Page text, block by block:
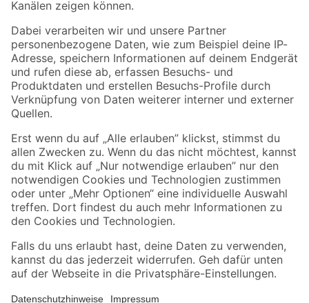
Folge uns
Zahlungsarten Versandarten
Sicher einkaufen
Jetzt die toom-App herunterladen
Alle Preisangaben in EUR inkl. gesetzl. MwSt.. Die dargestellten Angebote sind unter
Umständen nicht in allen Märkten verfügbar. Die angegebenen Verfügbarkeiten beziehen
Produkte nur solange der Vorrat reicht.